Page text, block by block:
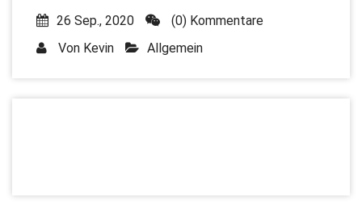
26 Sep., 2020
(0) Kommentare
Von Kevin Allgemein